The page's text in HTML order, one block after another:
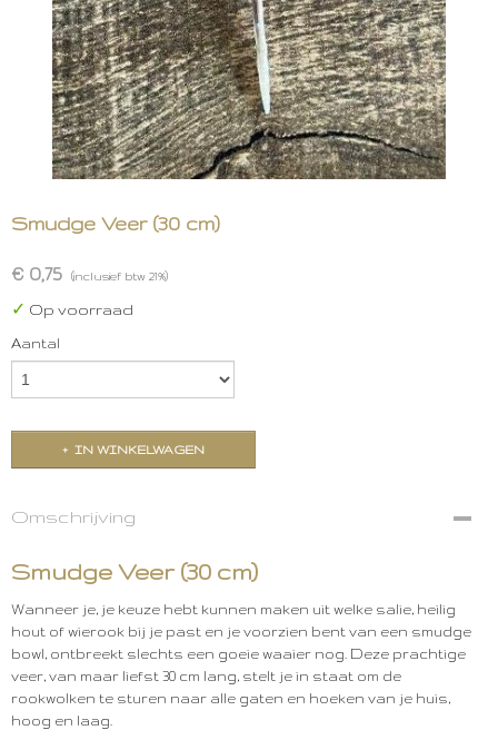
Smudge Veer (30 cm)
€ 0,75 (inclusief btw 21%)
✓ Op voorraad
Aantal
IN WINKELWAGEN
Omschrijving
Smudge Veer (30 cm)
Wanneer je, je keuze hebt kunnen maken uit welke salie, heilig
hout of wierook bij je past en je voorzien bent van een smudge
bowl, ontbreekt slechts een goeie waaier nog. Deze prachtige
veer, van maar liefst 30 cm lang, stelt je in staat om de
rookwolken te sturen naar alle gaten en hoeken van je huis,
hoog en laag.